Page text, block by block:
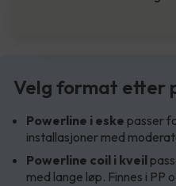
Velg format etter
Powerline i eske passer
installasjoner med
Powerline coil i kveil
med lange løp. Finnes i PP